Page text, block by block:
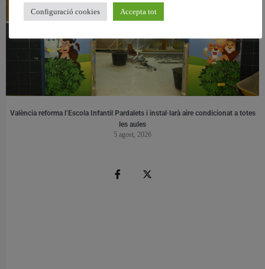
València reforma l’Escola Infantil Pardalets i instal·larà aire condicionat a totes
les aules
5 agost, 2026
Configuració cookies Accepta tot